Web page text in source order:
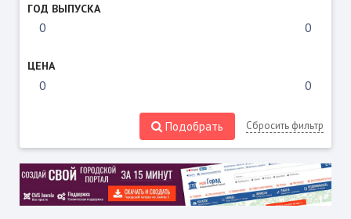
ГОД ВЫПУСКА
ЦЕНА
Подобрать Сбросить фильтр